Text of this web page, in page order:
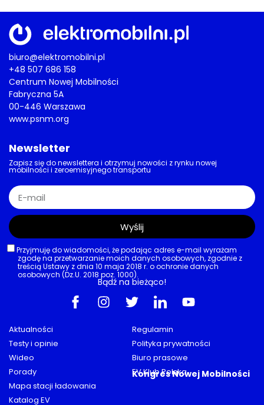
biuro@elektromobilni.pl
+48 507 686 158
Centrum Nowej Mobilności
Fabryczna 5A
00-446 Warszawa
www.psnm.org
Aktualności
Testy i opinie
Wideo
Porady
Mapa stacji ładowania
Katalog EV
Regulamin
Polityka prywatności
Biuro prasowe
EV Klub Polska
Kongres Nowej Mobilności
Newsletter
Zapisz się do newslettera i otrzymuj nowości z rynku nowej
mobilności i zeroemisyjnego transportu
Przyjmuję do wiadomości, że podając adres e-mail wyrażam
zgodę na przetwarzanie moich danych osobowych, zgodnie z
treścią Ustawy z dnia 10 maja 2018 r. o ochronie danych
osobowych (Dz.U. 2018 poz. 1000).
Wyślij
Bądź na bieżąco!